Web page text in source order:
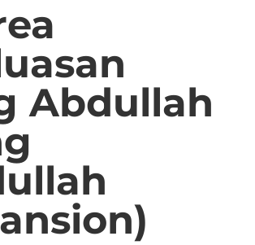
Abdullah